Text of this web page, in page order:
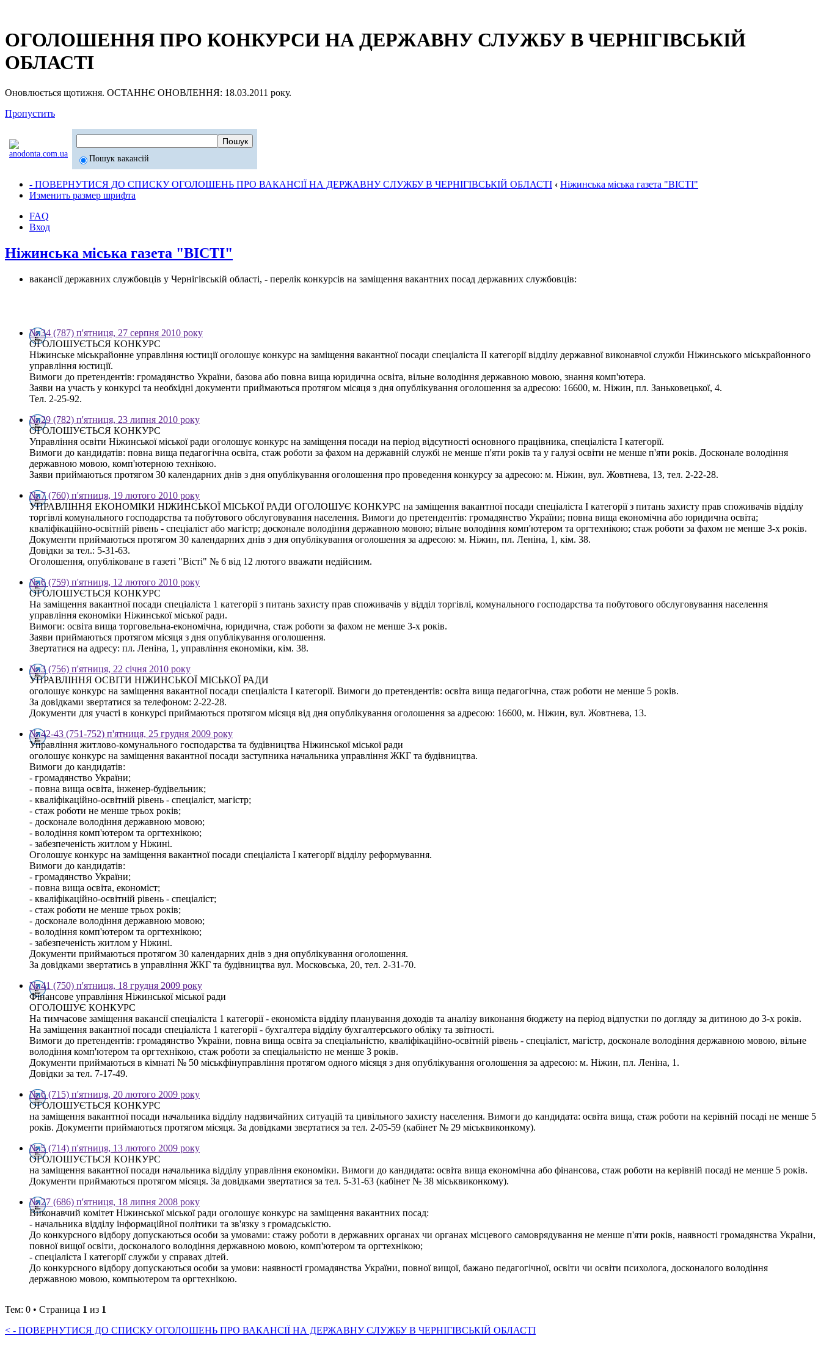
ОГОЛОШЕННЯ ПРО КОНКУРСИ НА ДЕРЖАВНУ СЛУЖБУ В ЧЕРНІГІВСЬКІЙ
ОБЛАСТІ
Оновлюється щотижня. ОСТАННЄ ОНОВЛЕННЯ: 18.03.2011 року.
Пропустить
Пошук вакансій
- ПОВЕРНУТИСЯ ДО СПИСКУ ОГОЛОШЕНЬ ПРО ВАКАНСІЇ НА ДЕРЖАВНУ СЛУЖБУ В ЧЕРНІГІВСЬКІЙ ОБЛАСТІ ‹ Ніжинська міська газета "ВІСТІ"
Изменить размер шрифта
FAQ
Вход
Ніжинська міська газета "ВІСТІ"
вакансії державних службовців у Чернігівській області, - перелік конкурсів на заміщення вакантних посад державних службовців:
№ 34 (787) п'ятниця, 27 серпня 2010 року
ОГОЛОШУЄТЬСЯ КОНКУРС
Ніжинське міськрайонне управління юстиції оголошує конкурс на заміщення вакантної посади спеціаліста ІІ категорії відділу державної виконавчої служби Ніжинського міськрайонного
управління юстиції.
Вимоги до претендентів: громадянство України, базова або повна вища юридична освіта, вільне володіння державною мовою, знання комп'ютера.
Заяви на участь у конкурсі та необхідні документи приймаються протягом місяця з дня опублікування оголошення за адресою: 16600, м. Ніжин, пл. Заньковецької, 4.
Тел. 2-25-92.
№ 29 (782) п'ятниця, 23 липня 2010 року
ОГОЛОШУЄТЬСЯ КОНКУРС
Управління освіти Ніжинської міської ради оголошує конкурс на заміщення посади на період відсутності основного працівника, спеціаліста І категорії.
Вимоги до кандидатів: повна вища педагогічна освіта, стаж роботи за фахом на державній службі не менше п'яти років та у галузі освіти не менше п'яти років. Досконале володіння
державною мовою, комп'ютерною технікою.
Заяви приймаються протягом 30 календарних днів з дня опублікування оголошення про проведення конкурсу за адресою: м. Ніжин, вул. Жовтнева, 13, тел. 2-22-28.
№ 7 (760) п'ятниця, 19 лютого 2010 року
УПРАВЛІННЯ ЕКОНОМІКИ НІЖИНСЬКОЇ МІСЬКОЇ РАДИ ОГОЛОШУЄ КОНКУРС на заміщення вакантної посади спеціаліста І категорії з питань захисту прав споживачів відділу
торгівлі комунального господарства та побутового обслуговування населення. Вимоги до претендентів: громадянство України; повна вища економічна або юридична освіта;
кваліфікаційно-освітній рівень - спеціаліст або магістр; досконале володіння державною мовою; вільне володіння комп'ютером та оргтехнікою; стаж роботи за фахом не менше 3-х років.
Документи приймаються протягом 30 календарних днів з дня опублікування оголошення за адресою: м. Ніжин, пл. Леніна, 1, кім. 38.
Довідки за тел.: 5-31-63.
Оголошення, опубліковане в газеті "Вісті" № 6 від 12 лютого вважати недійсним.
№ 6 (759) п'ятниця, 12 лютого 2010 року
ОГОЛОШУЄТЬСЯ КОНКУРС
На заміщення вакантної посади спеціаліста 1 категорії з питань захисту прав споживачів у відділ торгівлі, комунального господарства та побутового обслуговування населення
управління економіки Ніжинської міської ради.
Вимоги: освіта вища торговельна-економічна, юридична, стаж роботи за фахом не менше 3-х років.
Заяви приймаються протягом місяця з дня опублікування оголошення.
Звертатися на адресу: пл. Леніна, 1, управління економіки, кім. 38.
№ 3 (756) п'ятниця, 22 січня 2010 року
УПРАВЛІННЯ ОСВІТИ НІЖИНСЬКОЇ МІСЬКОЇ РАДИ
оголошує конкурс на заміщення вакантної посади спеціаліста І категорії. Вимоги до претендентів: освіта вища педагогічна, стаж роботи не менше 5 років.
За довідками звертатися за телефоном: 2-22-28.
Документи для участі в конкурсі приймаються протягом місяця від дня опублікування оголошення за адресою: 16600, м. Ніжин, вул. Жовтнева, 13.
№ 42-43 (751-752) п'ятниця, 25 грудня 2009 року
Управління житлово-комунального господарства та будівництва Ніжинської міської ради
оголошує конкурс на заміщення вакантної посади заступника начальника управління ЖКГ та будівництва.
Вимоги до кандидатів:
- громадянство України;
- повна вища освіта, інженер-будівельник;
- кваліфікаційно-освітній рівень - спеціаліст, магістр;
- стаж роботи не менше трьох років;
- досконале володіння державною мовою;
- володіння комп'ютером та оргтехнікою;
- забезпеченість житлом у Ніжині.
Оголошує конкурс на заміщення вакантної посади спеціаліста І категорії відділу реформування.
Вимоги до кандидатів:
- громадянство України;
- повна вища освіта, економіст;
- кваліфікаційно-освітній рівень - спеціаліст;
- стаж роботи не менше трьох років;
- досконале володіння державною мовою;
- володіння комп'ютером та оргтехнікою;
- забезпеченість житлом у Ніжині.
Документи приймаються протягом 30 календарних днів з дня опублікування оголошення.
За довідками звертатись в управління ЖКГ та будівництва вул. Московська, 20, тел. 2-31-70.
№ 41 (750) п'ятниця, 18 грудня 2009 року
Фінансове управління Ніжинської міської ради
ОГОЛОШУЄ КОНКУРС
На тимчасове заміщення вакансії спеціаліста 1 категорії - економіста відділу планування доходів та аналізу виконання бюджету на період відпустки по догляду за дитиною до 3-х років.
На заміщення вакантної посади спеціаліста 1 категорії - бухгалтера відділу бухгалтерського обліку та звітності.
Вимоги до претендентів: громадянство України, повна вища освіта за спеціальністю, кваліфікаційно-освітній рівень - спеціаліст, магістр, досконале володіння державною мовою, вільне
володіння комп'ютером та оргтехнікою, стаж роботи за спеціальністю не менше 3 років.
Документи приймаються в кімнаті № 50 міськфінуправління протягом одного місяця з дня опублікування оголошення за адресою: м. Ніжин, пл. Леніна, 1.
Довідки за тел. 7-17-49.
№ 6 (715) п'ятниця, 20 лютого 2009 року
ОГОЛОШУЄТЬСЯ КОНКУРС
на заміщення вакантної посади начальника відділу надзвичайних ситуацій та цивільного захисту населення. Вимоги до кандидата: освіта вища, стаж роботи на керівній посаді не менше 5
років. Документи приймаються протягом місяця. За довідками звертатися за тел. 2-05-59 (кабінет № 29 міськвиконкому).
№ 5 (714) п'ятниця, 13 лютого 2009 року
ОГОЛОШУЄТЬСЯ КОНКУРС
на заміщення вакантної посади начальника відділу управління економіки. Вимоги до кандидата: освіта вища економічна або фінансова, стаж роботи на керівній посаді не менше 5 років.
Документи приймаються протягом місяця. За довідками звертатися за тел. 5-31-63 (кабінет № 38 міськвиконкому).
№ 27 (686) п'ятниця, 18 липня 2008 року
Виконавчий комітет Ніжинської міської ради оголошує конкурс на заміщення вакантних посад:
- начальника відділу інформаційної політики та зв'язку з громадськістю.
До конкурсного відбору допускаються особи за умовами: стажу роботи в державних органах чи органах місцевого самоврядування не менше п'яти років, наявності громадянства України,
повної вищої освіти, досконалого володіння державною мовою, комп'ютером та оргтехнікою;
- спеціаліста І категорії служби у справах дітей.
До конкурсного відбору допускаються особи за умови: наявності громадянства України, повної вищої, бажано педагогічної, освіти чи освіти психолога, досконалого володіння
державною мовою, компьютером та оргтехнікою.
Тем: 0 • Страница 1 из 1
< - ПОВЕРНУТИСЯ ДО СПИСКУ ОГОЛОШЕНЬ ПРО ВАКАНСІЇ НА ДЕРЖАВНУ СЛУЖБУ В ЧЕРНІГІВСЬКІЙ ОБЛАСТІ